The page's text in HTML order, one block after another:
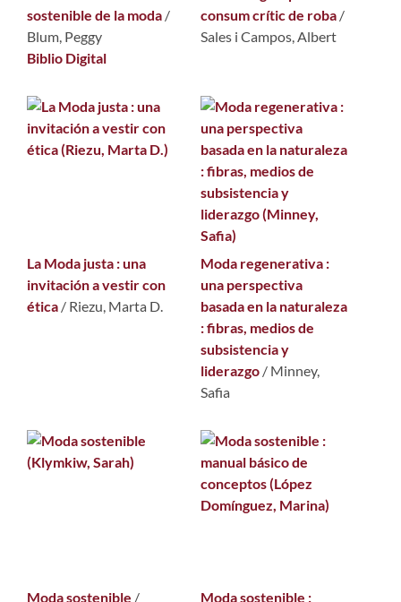
sostenible de la moda /
Blum, Peggy
Biblio Digital
consum crític de roba /
Sales i Campos, Albert
La Moda justa : una
invitación a vestir con
ética / Riezu, Marta D.
Moda regenerativa :
una perspectiva
basada en la naturaleza
: fibras, medios de
subsistencia y
liderazgo / Minney,
Safia
Moda sostenible /
Moda sostenible :